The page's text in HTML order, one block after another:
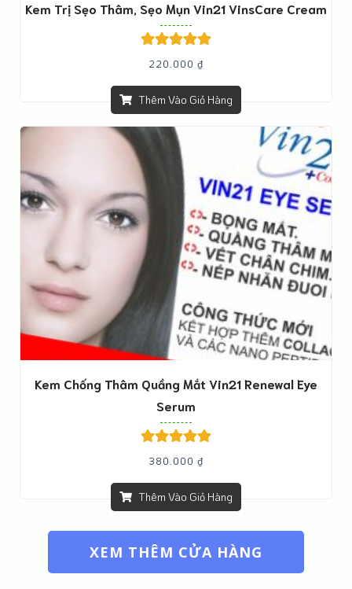
Kem Trị Sẹo Thâm, Sẹo Mụn Vin21 VinsCare Cream
Được xếp
hạng5.005
sao
220.000 ₫
Thêm Vào Giỏ Hàng
Kem Chống Thâm Quầng Mắt Vin21 Renewal Eye
Serum
Được xếp
hạng 5.005
sao
380.000 ₫
Thêm Vào Giỏ Hàng
XEM THÊM CỬA HÀNG